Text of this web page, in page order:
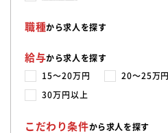
職種から求人を探す
給与から求人を探す
15〜20万円 20〜25万円
30万円以上
こだわり条件から求人を探す